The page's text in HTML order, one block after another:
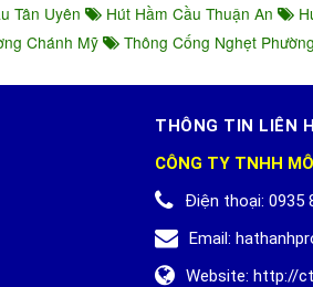
Tân Uyên Hút Hầm Cầu Thuận An
Chánh Mỹ Thông Cống Nghẹt
THÔNG TIN LIÊN
CÔNG TY TNHH
Điện thoại: 0935
Email:
Website: http://